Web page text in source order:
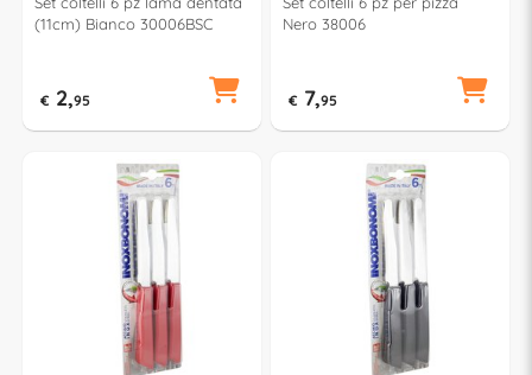
(11cm) Bianco 30006BSC
€ 2,95
Nero 38006
€ 7,95